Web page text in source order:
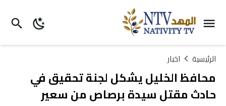
الرئيسية اخبار
محافظ الخليل يشكل لجنة تحقيق في
حادث مقتل سيدة برصاص من سعير